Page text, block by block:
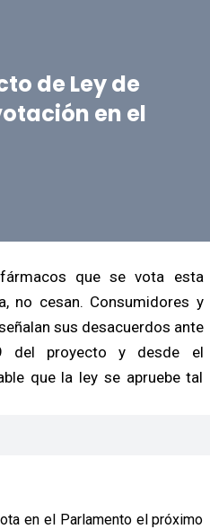
de Ley de
en el
que se vota esta
no cesan. Consumidores y
sus desacuerdos ante
del proyecto y desde el
que la ley se apruebe tal
en el Parlamento el próximo